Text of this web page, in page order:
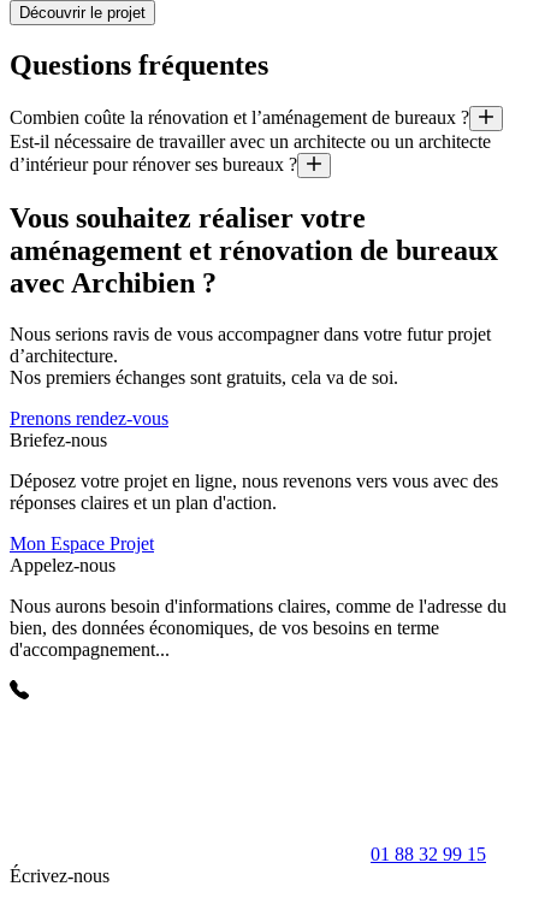
Découvrir le projet
Questions fréquentes
Combien coûte la rénovation et l’aménagement de bureaux ?
Quel est le prix au mètre carré d’une rénovation ? Quel budget
Il est aussi utile de préciser que le coût moyen d’un projet géré par
Est-il nécessaire de travailler avec un architecte ou un architecte
d’intérieur pour rénover ses bureaux ?
Il existe certains cas où il est obligatoire de travailler avec un
Vous souhaitez réaliser votre
aménagement et rénovation de bureaux
avec Archibien ?
Nous serions ravis de vous accompagner dans votre futur projet
d’architecture.
Nos premiers échanges sont gratuits, cela va de soi.
Prenons rendez-vous
Briefez-nous
Déposez votre projet en ligne, nous revenons vers vous avec des
réponses claires et un plan d'action.
Mon Espace Projet
Appelez-nous
Nous aurons besoin d'informations claires, comme de l'adresse du
bien, des données économiques, de vos besoins en terme
d'accompagnement...
01 88 32 99 15
Écrivez-nous